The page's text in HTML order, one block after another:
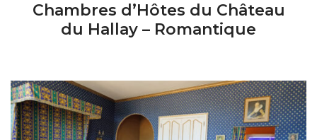
Chambres d’Hôtes du Château
du Hallay – Romantique